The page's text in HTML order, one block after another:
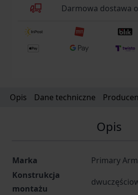
Darmowa dostawa
Opis Dane techniczne
Opis
Marka
Primary
Konstrukcja
montażu